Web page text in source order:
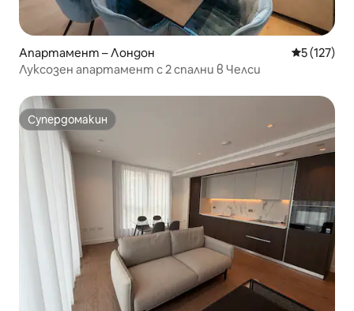
Апартамент – Лондон Средна
5 (127)
Луксозен апартамент с 2 спални в Челси
Супердомакин
Супердомакин